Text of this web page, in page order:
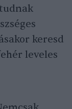
keresd
leveles